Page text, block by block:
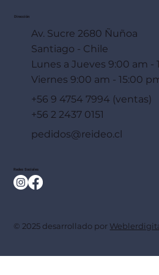
Dirección
Av. Sucre 2680 Ñuñoa
Santiago - Chile
Lunes a Jueves 9:00 am -
Viernes 9:00 am - 15:00
+56 9 4754 7994 (ventas)
+56 2 2437 0151
pedidos@reideo.cl
Redes Sociales
© 2025 desarrollado por